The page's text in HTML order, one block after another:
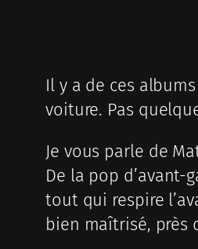
Il y a de ces
voiture. Pas
Je vous parle de
De la pop
tout qui respire
bien maîtrisé, près